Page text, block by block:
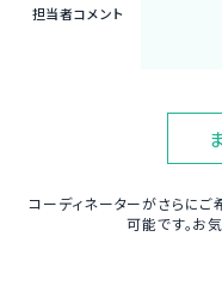
担当者コメント
コーディネーターがさらに
可能です。お